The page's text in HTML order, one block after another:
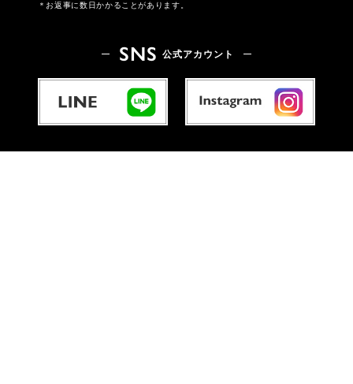
お返事に数日かかることがあります。
SNS 公式アカウント